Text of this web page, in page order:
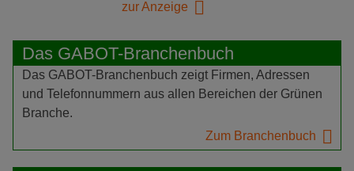
zur Anzeige
Das GABOT-Branchenbuch
Das GABOT-Branchenbuch zeigt Firmen, Adressen
und Telefonnummern aus allen Bereichen der Grünen
Branche.
Zum Branchenbuch